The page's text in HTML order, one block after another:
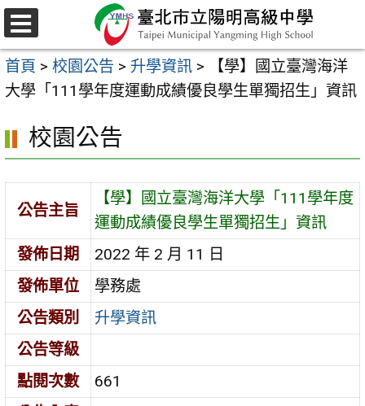
跳
至
主
要
容
區
選
單
首頁 > 校園公告 > 升學資訊 >
【學】國立臺灣海洋
大學「111學年度運動成績優良學生單獨招生」資訊
校園公告
公告主旨
【學】國立臺灣海洋大學「111學年度
運動成績優良學生單獨招生」資訊
發佈日期
2022 年 2 月 11 日
發佈單位
學務處
公告類別
升學資訊
公告等級
點閱次數
661